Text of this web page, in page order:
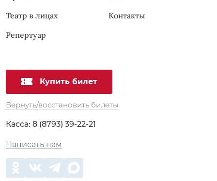
Театр в лицах
Репертуар
Контакты
Купить билет
Вернуть/восстановить билеты
Касса: 8 (8793) 39-22-21
Написать нам